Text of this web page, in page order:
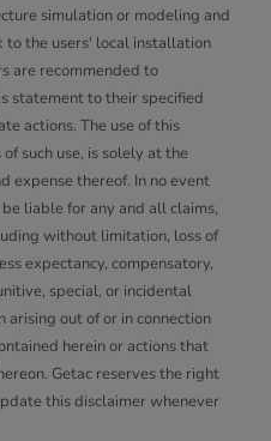
simulation or modeling and
to the users' local installation
are recommended to
statement to their specified
actions. The use of this
such use, is solely at the
expense thereof. In no event
liable for any and all claims,
without limitation, loss of
expectancy, compensatory,
special, or incidental
out of or in connection
herein or actions that
Getac reserves the right
this disclaimer whenever